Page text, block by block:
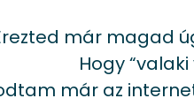
már magad
Hogy
már az